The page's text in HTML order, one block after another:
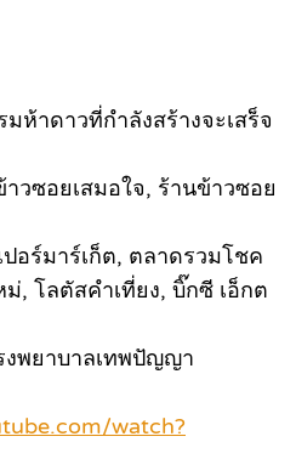
ห้าดาวที่กำลังสร้างจะเสร็จ
วซอยเสมอใจ, ร้านข้าวซอย
อร์มาร์เก็ต, ตลาดรวมโชค
, โลตัสคำเที่ยง, บิ๊กซี เอ็กต
งพยาบาลเทพปัญญา
watch?